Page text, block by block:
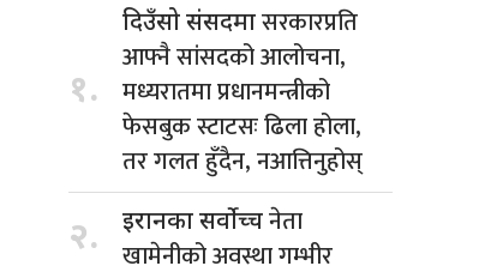
१.
दिउँसो संसदमासरकारप्रति
आफ्नै सांसदको आलोचना,
मध्यरातमा प्रधानमन्त्रीको
फेसबुक स्टाटसः ढिला होला,
तर गलत हुँदैन, नआत्तिनुहोस्
२. इरानका सर्वोच्चनेता
खामेनीको अवस्था गम्भीर